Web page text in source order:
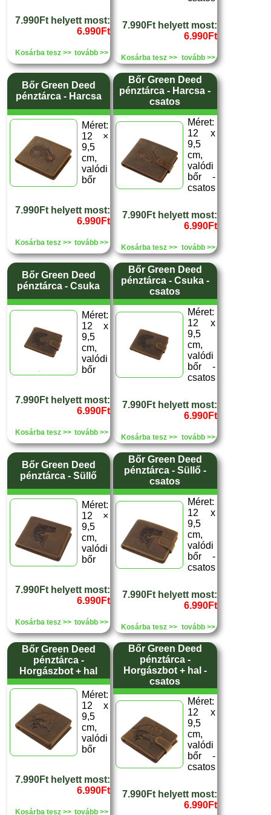
7.990Ft helyett most:
6.990Ft
Kosárba tesz >> tovább >>
7.990Ft helyett most:
6.990Ft
Kosárba tesz >> tovább >>
Bőr Green Deed
pénztárca - Harcsa
Méret:
12 ×
9,5
cm,
valódi
bőr
7.990Ft helyett most:
6.990Ft
Kosárba tesz >> tovább >>
Bőr Green Deed
pénztárca - Harcsa -
csatos
Méret:
12 x
9,5
cm,
valódi
bőr -
csatos
7.990Ft helyett most:
6.990Ft
Kosárba tesz >> tovább >>
Bőr Green Deed
pénztárca - Csuka
Méret:
12 x
9,5
cm,
valódi
bőr
7.990Ft helyett most:
6.990Ft
Kosárba tesz >> tovább >>
Bőr Green Deed
pénztárca - Csuka -
csatos
Méret:
12 x
9,5
cm,
valódi
bőr -
csatos
7.990Ft helyett most:
6.990Ft
Kosárba tesz >> tovább >>
Bőr Green Deed
pénztárca - Süllő
Méret:
12 ×
9,5
cm,
valódi
bőr
7.990Ft helyett most:
6.990Ft
Kosárba tesz >> tovább >>
Bőr Green Deed
pénztárca - Süllő -
csatos
Méret:
12 x
9,5
cm,
valódi
bőr -
csatos
7.990Ft helyett most:
6.990Ft
Kosárba tesz >> tovább >>
Bőr Green Deed
pénztárca -
Horgászbot + hal
Méret:
12 x
9,5
cm,
valódi
bőr
7.990Ft helyett most:
6.990Ft
Kosárba tesz >> tovább >>
Bőr Green Deed
pénztárca -
Horgászbot + hal -
csatos
Méret:
12 x
9,5
cm,
valódi
bőr -
csatos
7.990Ft helyett most:
6.990Ft